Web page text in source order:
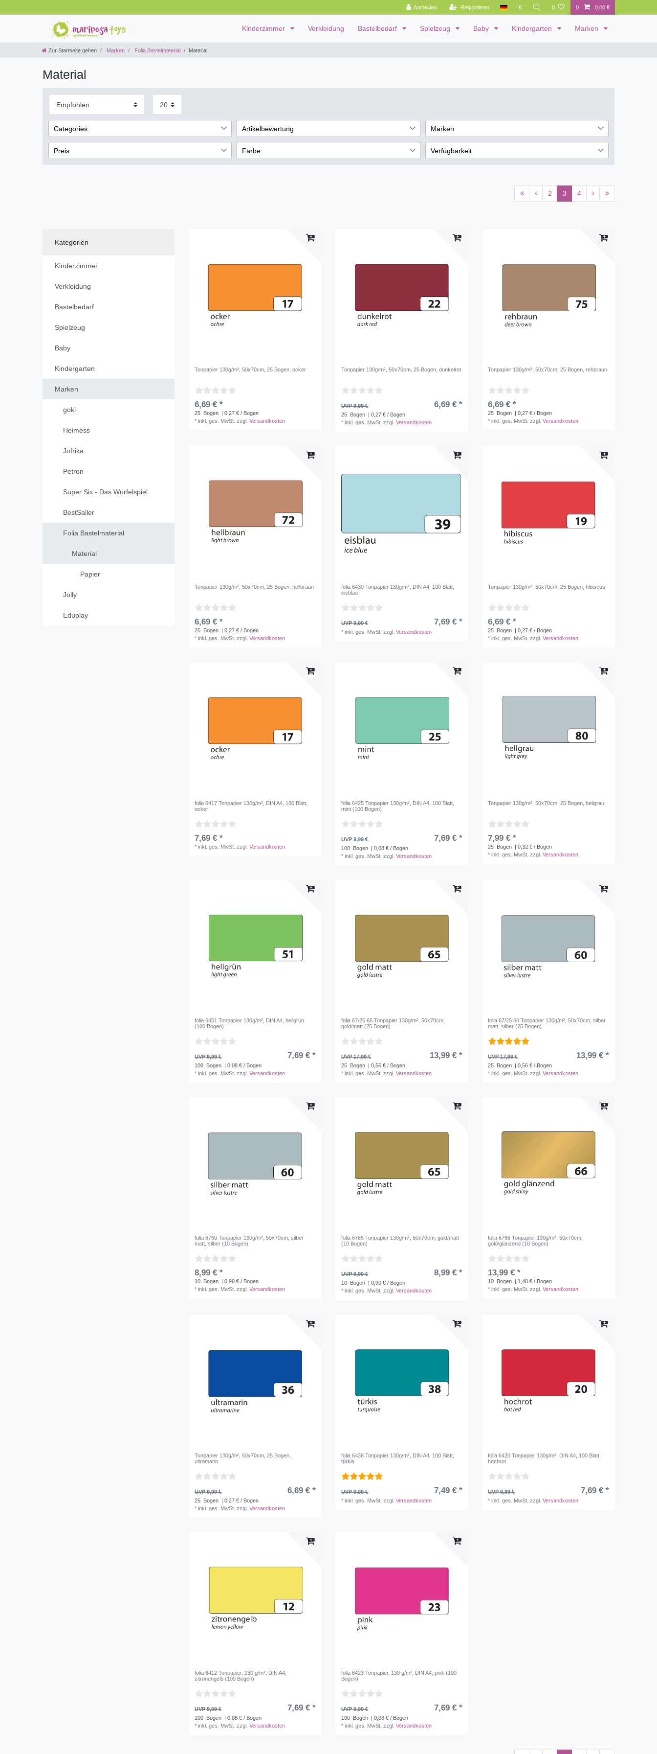
Anmelden Registrieren € 0 0 0,00 €
Kinderzimmer Verkleidung Bastelbedarf Spielzeug Baby Kindergarten Marken
Zur Startseite gehen Marken Folia Bastelmaterial Material
Material
Categories
Bastelbedarf
109
Papierwaren 109
Artikelbewertung
13
13
Marken
Folia
109
Preis
Farbe
Verfügbarkeit
2 3 4
Kategorien
Kinderzimmer
Verkleidung
Bastelbedarf
Spielzeug
Baby
Kindergarten
Marken
goki
Heimess
Jofrika
Petron
Super Six - Das Würfelspiel
BestSaller
Folia Bastelmaterial
Material
Papier
Jolly
Eduplay
Tonpapier 130g/m², 50x70cm, 25 Bogen, ocker
6,69 € *
25 Bogen | 0,27 € / Bogen
*inkl. ges. MwSt. zzgl.Versandkosten
Tonpapier 130g/m², 50x70cm, 25 Bogen, dunkelrot
UVP 9,99 € 6,69 € *
25 Bogen | 0,27 € / Bogen
*inkl. ges. MwSt. zzgl.Versandkosten
Tonpapier 130g/m², 50x70cm, 25 Bogen, rehbraun
6,69 € *
25 Bogen | 0,27 € / Bogen
*inkl. ges. MwSt. zzgl.Versandkosten
Tonpapier 130g/m², 50x70cm, 25 Bogen, hellbraun
6,69 € *
25 Bogen
| 0,27 € / Bogen
*inkl. ges. MwSt. zzgl.Versandkosten
folia 6439 Tonpapier 130g/m², DIN A4, 100 Blatt,
eisblau
UVP 9,99 € 7,69 € *
*inkl. ges. MwSt. zzgl.Versandkosten
Tonpapier 130g/m², 50x70cm, 25 Bogen, hibiscus
6,69 € *
25 Bogen
| 0,27 € / Bogen
*inkl. ges. MwSt. zzgl.Versandkosten
folia 6417 Tonpapier 130g/m², DIN A4, 100 Blatt,
ocker
7,69 € *
*inkl. ges. MwSt. zzgl.Versandkosten
folia 6425 Tonpapier 130g/m², DIN A4, 100 Blatt,
mint (100 Bogen)
UVP 9,99 € 7,69 € *
100 Bogen | 0,08 € / Bogen
*inkl. ges. MwSt. zzgl.Versandkosten
Tonpapier 130g/m², 50x70cm, 25 Bogen, hellgrau
7,99 € *
25 Bogen | 0,32 € / Bogen
*inkl. ges. MwSt. zzgl.Versandkosten
folia 6451 Tonpapier 130g/m², DIN A4, hellgrün
(100 Bogen)
UVP 9,99 € 7,69 € *
100 Bogen | 0,08 € / Bogen
*inkl. ges. MwSt. zzgl.Versandkosten
folia 67/25 65 Tonpapier 130g/m², 50x70cm,
gold/matt (25 Bogen)
UVP 17,99 € 13,99 € *
25 Bogen | 0,56 € / Bogen
*inkl. ges. MwSt. zzgl.Versandkosten
folia 67/25 60 Tonpapier 130g/m², 50x70cm, silber
matt, silber (25 Bogen)
UVP 17,99 € 13,99 € *
25 Bogen | 0,56 € / Bogen
*inkl. ges. MwSt. zzgl.Versandkosten
folia 6760 Tonpapier 130g/m², 50x70cm, silber
matt, silber (10 Bogen)
8,99 € *
10 Bogen
| 0,90 € / Bogen
*inkl. ges. MwSt. zzgl.Versandkosten
folia 6765 Tonpapier 130g/m², 50x70cm, gold/matt
(10 Bogen)
UVP 9,99 € 8,99 € *
10 Bogen
| 0,90 € / Bogen
*inkl. ges. MwSt. zzgl.Versandkosten
folia 6766 Tonpapier 130g/m², 50x70cm,
gold/glänzend (10 Bogen)
13,99 € *
10 Bogen
| 1,40 € / Bogen
*inkl. ges. MwSt. zzgl.Versandkosten
Tonpapier 130g/m², 50x70cm, 25 Bogen,
ultramarin
UVP 9,99 € 6,69 € *
25 Bogen | 0,27 € / Bogen
*inkl. ges. MwSt. zzgl.Versandkosten
folia 6438 Tonpapier 130g/m², DIN A4, 100 Blatt,
türkis
UVP 9,99 € 7,49 € *
*inkl. ges. MwSt. zzgl.Versandkosten
folia 6420 Tonpapier 130g/m², DIN A4, 100 Blatt,
hochrot
UVP 9,99 € 7,69 € *
*inkl. ges. MwSt. zzgl.Versandkosten
folia 6412 Tonpapier, 130 g/m², DIN A4,
zitronengelb (100 Bogen)
UVP 9,99 € 7,69 € *
100 Bogen | 0,08 € / Bogen
*inkl. ges. MwSt. zzgl.Versandkosten
folia 6423 Tonpapier, 130 g/m², DIN A4, pink (100
Bogen)
UVP 9,99 € 7,69 € *
100 Bogen | 0,08 € / Bogen
*inkl. ges. MwSt. zzgl.Versandkosten